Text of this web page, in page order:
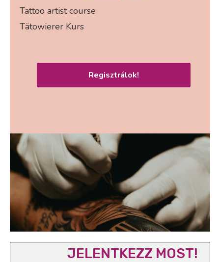
Tattoo artist course
Tätowierer Kurs
Regisztrálok!
JELENTKEZZ MOST!